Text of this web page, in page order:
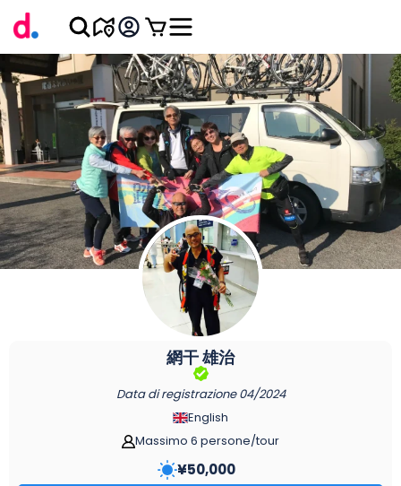
網干雄治
Data di registrazione 04/2024
English
Massimo 6 persone/tour
¥50,000